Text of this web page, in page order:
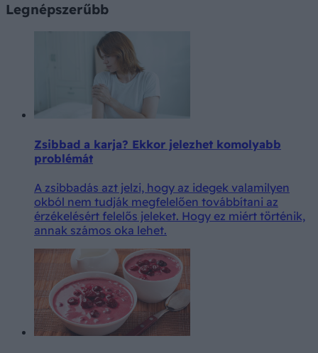
Legnépszerűbb
Zsibbad a karja? Ekkor jelezhet komolyabb
problémát
A zsibbadás azt jelzi, hogy az idegek valamilyen
okból nem tudják megfelelően továbbítani az
érzékelésért felelős jeleket. Hogy ez miért történik,
annak számos oka lehet.